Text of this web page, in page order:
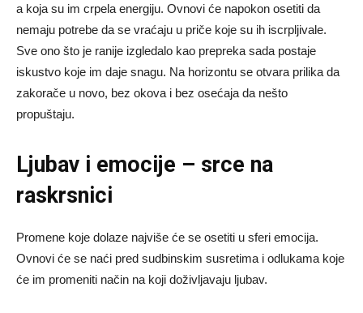
a koja su im crpela energiju. Ovnovi će napokon osetiti da
nemaju potrebe da se vraćaju u priče koje su ih iscrpljivale.
Sve ono što je ranije izgledalo kao prepreka sada postaje
iskustvo koje im daje snagu. Na horizontu se otvara prilika da
zakorače u novo, bez okova i bez osećaja da nešto
propuštaju.
Ljubav i emocije – srce na
raskrsnici
Promene koje dolaze najviše će se osetiti u sferi emocija.
Ovnovi će se naći pred sudbinskim susretima i odlukama koje
će im promeniti način na koji doživljavaju ljubav.